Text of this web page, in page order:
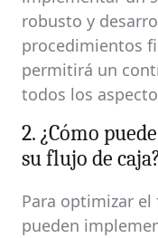
robusto y
procedimientos
permitirá un
todos los
2. ¿Cómo
su flujo de
Para optimizar el
pueden